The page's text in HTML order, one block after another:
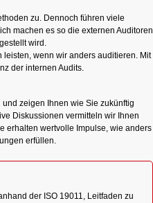
zu. Dennoch führen viele
machen es so die externen Auditoren
wird.
leisten, wenn wir anders auditieren. Mit
der internen Audits.
zeigen Ihnen wie Sie zukünftig
Diskussionen vermitteln wir Ihnen
erhalten wertvolle Impulse, wie anders
erfüllen.
der ISO 19011, Leitfaden zu